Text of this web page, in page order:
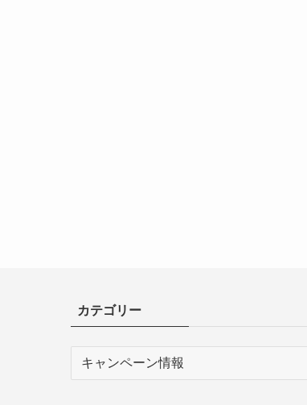
カテゴリー